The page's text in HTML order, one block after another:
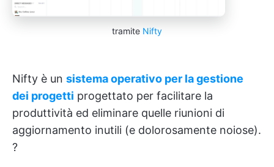
tramite Nifty
Nifty è un sistema operativo per la gestione
dei progetti progettato per facilitare la
produttività ed eliminare quelle riunioni di
aggiornamento inutili (e dolorosamente noiose).
?